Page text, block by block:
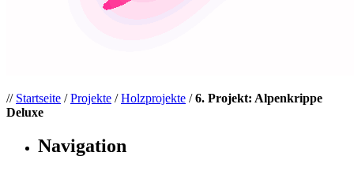
// Startseite /Projekte /Holzprojekte /6. Projekt: Alpenkrippe
Deluxe
Navigation